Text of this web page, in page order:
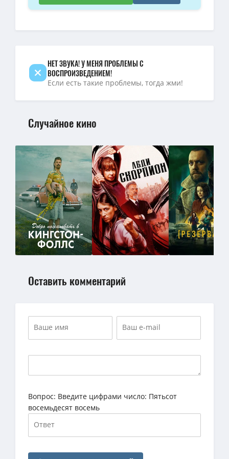
720p — Эдем / Eden (2024) BDRip 720p от DoMiNo & селезень |
НЕТ ЗВУКА! У МЕНЯ ПРОБЛЕМЫ С
ВОСПРОИЗВЕДЕНИЕМ!
Если есть такие проблемы, тогда жми!
Случайное кино
Оставить комментарий
Вопрос: Введите цифрами число: Пятьсот
восемьдесят восемь